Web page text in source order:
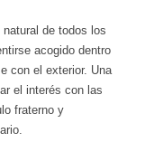
de todos los
acogido dentro
con el exterior. Una
el interés con las
fraterno y